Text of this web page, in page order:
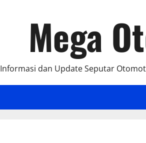
Mega
Informasi dan Update Seputar